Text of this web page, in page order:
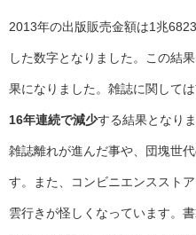
2013年の出版販売金額は1兆
した数字となりました。この結
果になりました。雑誌に関して
16年連続で減少する結果となり
雑誌離れが進んだ事や、団塊世
す。また、コンビニエンススト
雲行きが怪しくなっています。